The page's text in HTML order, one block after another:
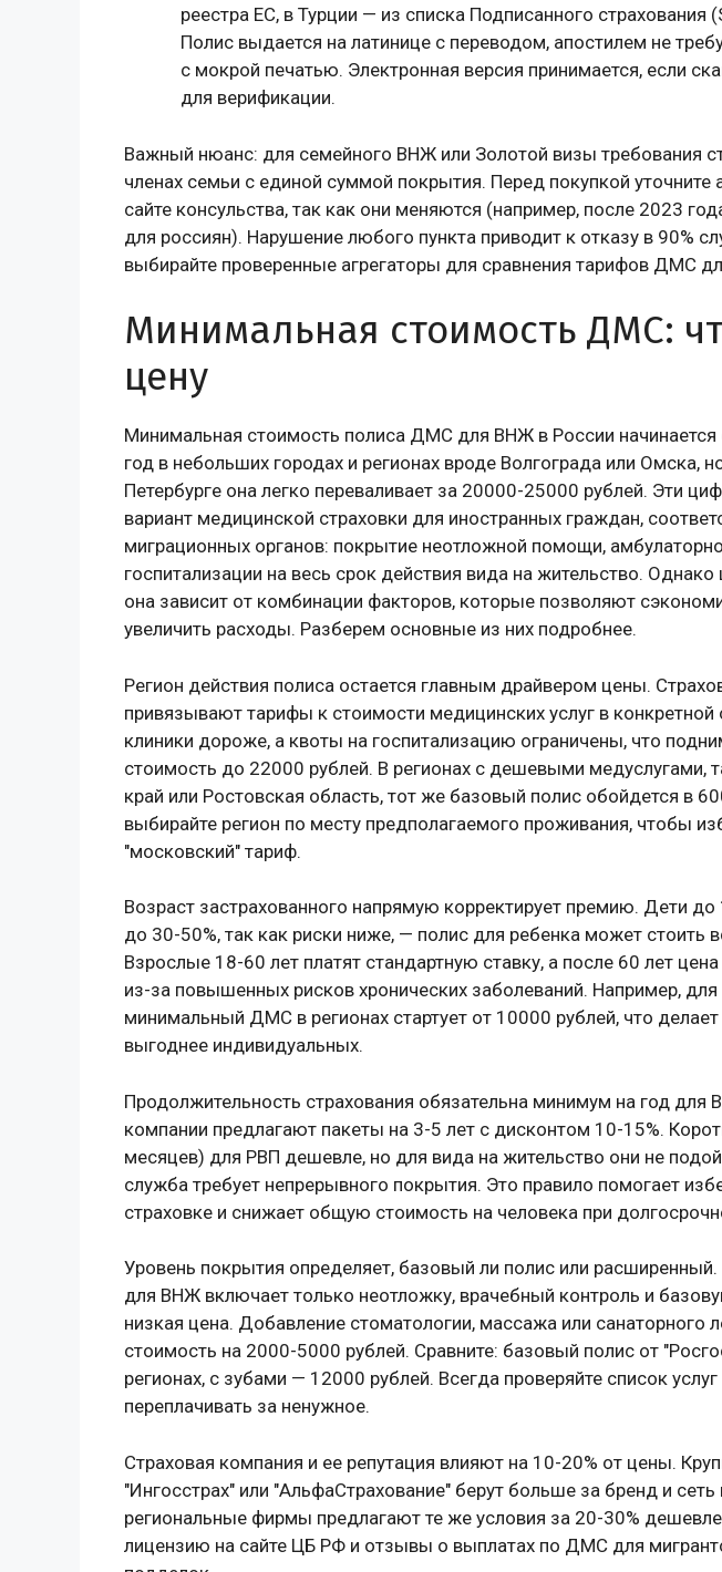
реестра ЕС, в Турции — из списка Подписанного страхования
Полис выдается на латинице с переводом, апостилем не
с мокрой печатью. Электронная версия принимается, если
для верификации.
Важный нюанс: для семейного ВНЖ или Золотой визы требования
членах семьи с единой суммой покрытия. Перед покупкой уточните
сайте консульства, так как они меняются (например, после 2023
для россиян). Нарушение любого пункта приводит к отказу в 90%
выбирайте проверенные агрегаторы для сравнения тарифов ДМС
Минимальная стоимость ДМС:
цену
Минимальная стоимость полиса ДМС для ВНЖ в России начинается
год в небольших городах и регионах вроде Волгограда или Омска,
Петербурге она легко переваливает за 20000-25000 рублей. Эти
вариант медицинской страховки для иностранных граждан,
миграционных органов: покрытие неотложной помощи,
госпитализации на весь срок действия вида на жительство.
она зависит от комбинации факторов, которые позволяют
увеличить расходы. Разберем основные из них подробнее.
Регион действия полиса остается главным драйвером цены.
привязывают тарифы к стоимости медицинских услуг в конкретной
клиники дороже, а квоты на госпитализацию ограничены, что
стоимость до 22000 рублей. В регионах с дешевыми медуслугами,
край или Ростовская область, тот же базовый полис обойдется в
выбирайте регион по месту предполагаемого проживания, чтобы
"московский" тариф.
Возраст застрахованного напрямую корректирует премию. Дети
до 30-50%, так как риски ниже, — полис для ребенка может стоить
Взрослые 18-60 лет платят стандартную ставку, а после 60 лет
из-за повышенных рисков хронических заболеваний. Например, для
минимальный ДМС в регионах стартует от 10000 рублей, что
выгоднее индивидуальных.
Продолжительность страхования обязательна минимум на год для
компании предлагают пакеты на 3-5 лет с дисконтом 10-15%.
месяцев) для РВП дешевле, но для вида на жительство они не
служба требует непрерывного покрытия. Это правило помогает
страховке и снижает общую стоимость на человека при
Уровень покрытия определяет, базовый ли полис или
для ВНЖ включает только неотложку, врачебный контроль и
низкая цена. Добавление стоматологии, массажа или санаторного
стоимость на 2000-5000 рублей. Сравните: базовый полис от
регионах, с зубами — 12000 рублей. Всегда проверяйте список
переплачивать за ненужное.
Страховая компания и ее репутация влияют на 10-20% от цены.
"Ингосстрах" или "АльфаСтрахование" берут больше за бренд и
региональные фирмы предлагают те же условия за 20-30%
лицензию на сайте ЦБ РФ и отзывы о выплатах по ДМС для